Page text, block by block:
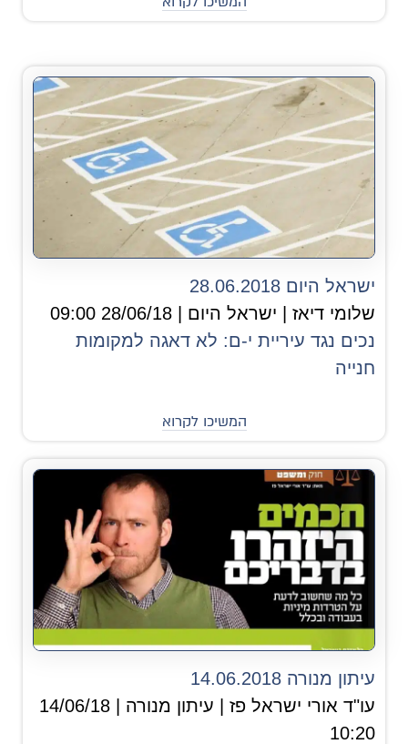
ישראל היום 28.06.2018
שלומי דיאז | ישראל היום | 28/06/18 09:00
נכים נגד עיריית י-ם: לא דאגה למקומות
חנייה
המשיכו לקרוא
עיתון מנורה 14.06.2018
עו"ד אורי ישראל פז | עיתון מנורה | 14/06/18
10:20